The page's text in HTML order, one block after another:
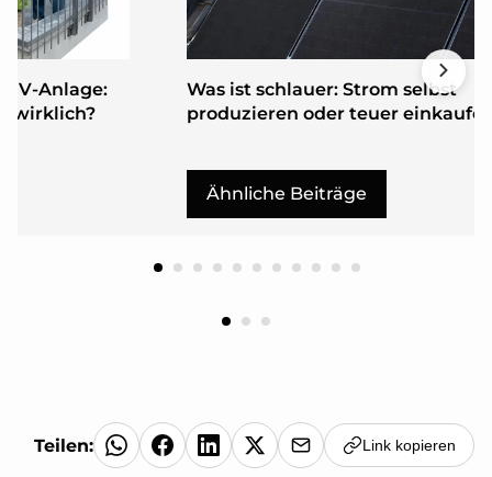
Anlage:
wirklich?
Was ist schlauer: Strom selbst
produzieren oder teuer
Ähnliche Beiträge
Teilen: Link kopieren